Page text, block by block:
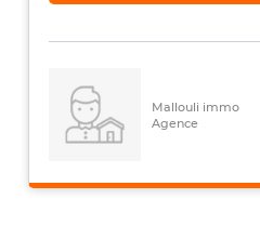
Mallouli immo
Agence